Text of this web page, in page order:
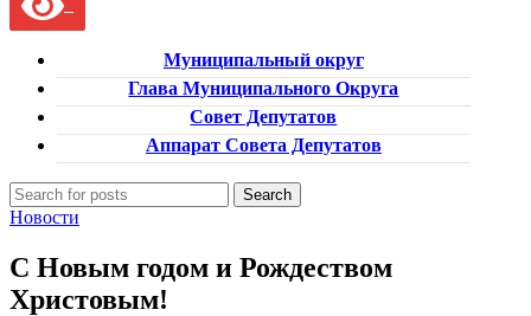
Муниципальный округ
Глава Муниципального Округа
Совет Депутатов
Аппарат Совета Депутатов
Search
Новости
С Новым годом и Рождеством
Христовым!